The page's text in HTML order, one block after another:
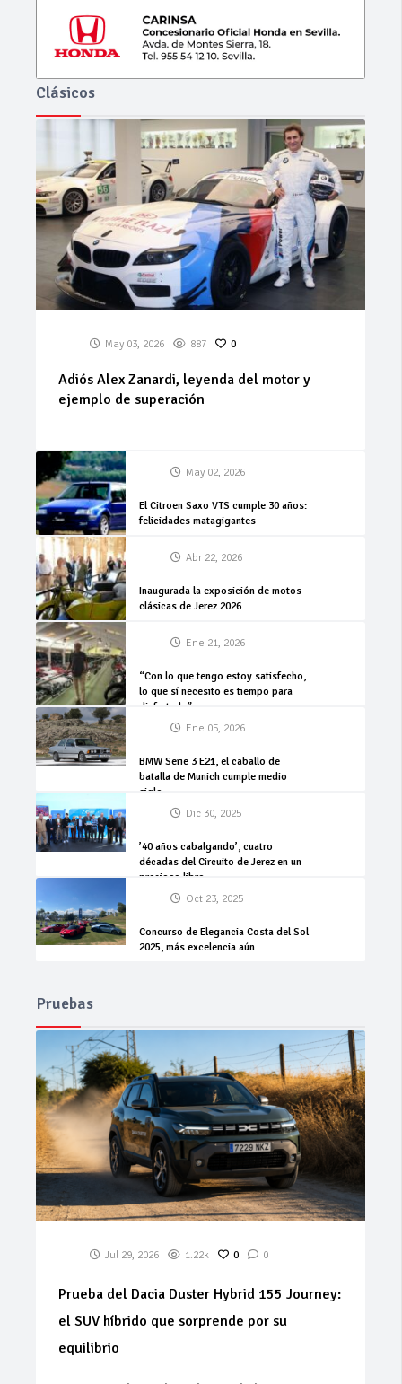
Clásicos
May 03, 2026 887 0
Adiós Alex Zanardi, leyenda del motor y
ejemplo de superación
May 02, 2026
El Citroen Saxo VTS cumple 30 años:
felicidades matagigantes
Abr 22, 2026
Inaugurada la exposición de motos
clásicas de Jerez 2026
Ene 21, 2026
“Con lo que tengo estoy satisfecho,
lo que sí necesito es tiempo para
disfrutarlo”
Ene 05, 2026
BMW Serie 3 E21, el caballo de
batalla de Munich cumple medio
siglo
Dic 30, 2025
’40 años cabalgando’, cuatro
décadas del Circuito de Jerez en un
precioso libro
Oct 23, 2025
Concurso de Elegancia Costa del Sol
2025, más excelencia aún
Pruebas
Jul 29, 2026 1.22k 0 0
Prueba del Dacia Duster Hybrid 155 Journey:
el SUV híbrido que sorprende por su
equilibrio